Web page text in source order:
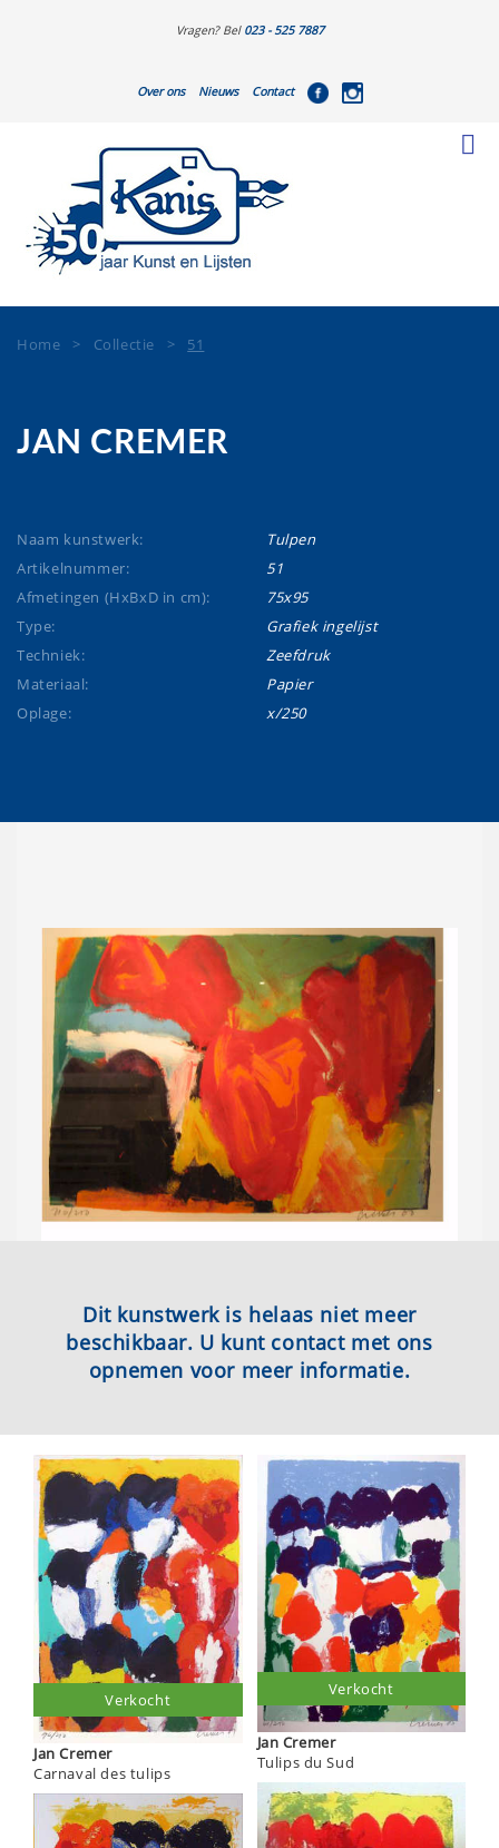
Vragen? Bel 023 - 525 7887
Over ons Nieuws Contact
Home > Collectie > 51
JAN CREMER
Naam kunstwerk:
Tulpen
Artikelnummer:
51
Afmetingen (HxBxD in cm):
75x95
Type:
Grafiek ingelijst
Techniek:
Zeefdruk
Materiaal:
Papier
Oplage:
x/250
Dit kunstwerk is helaas niet meer
beschikbaar. U kunt contact met ons
opnemen voor meer informatie.
Jan Cremer
Carnaval des tulips
Verkocht
Jan Cremer
Tulips du Sud
Verkocht